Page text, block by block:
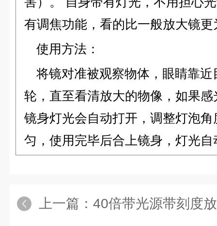
有调焦功能，看的比一般放大镜更
使用方法：
将镜对准被观察物体，眼睛靠
轮，直至看清放大的物像，如果
镜身灯光会自动打开，调整灯泡
匀，使用完毕后合上镜身，灯光自
上一篇： 40倍带光源带刻度